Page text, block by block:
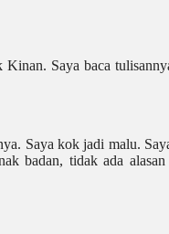
Saya baca
Saya kok jadi malu.
badan, tidak ada